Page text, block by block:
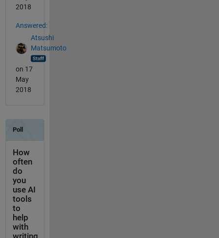
2018
Answered:
Atsushi
Matsumoto
on 17
May
2018